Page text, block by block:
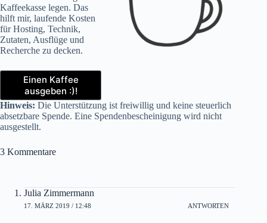
Kaffeekasse legen. Das
hilft mir, laufende Kosten
für Hosting, Technik,
Zutaten, Ausflüge und
Recherche zu decken.
Einen Kaffee
ausgeben :)!
Hinweis: Die Unterstützung ist freiwillig und keine steuerlich
absetzbare Spende. Eine Spendenbescheinigung wird nicht
ausgestellt.
3 Kommentare
Julia Zimmermann
17. MÄRZ 2019 / 12:48 ANTWORTEN